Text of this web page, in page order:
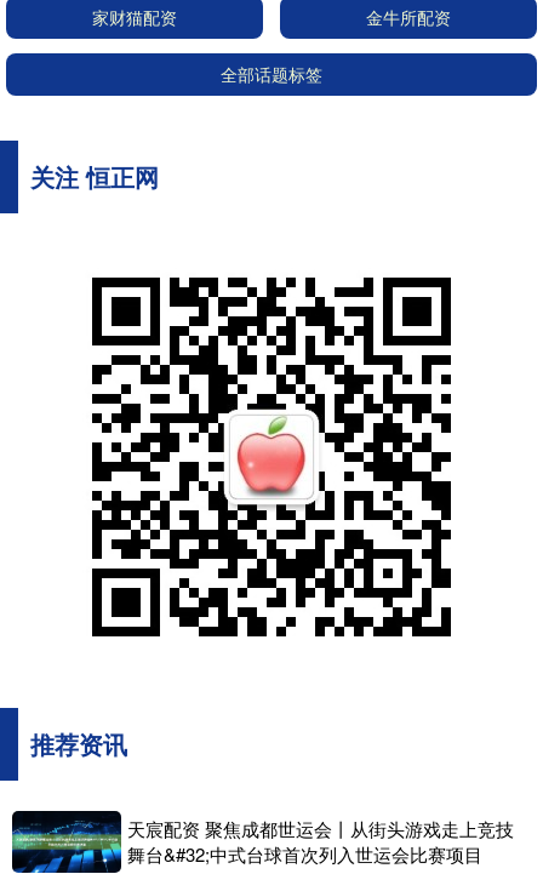
家财猫配资 金牛所配资
全部话题标签
关注 恒正网
推荐资讯
天宸配资 聚焦成都世运会丨从街头游戏走上竞技
舞台&#32;中式台球首次列入世运会比赛项目